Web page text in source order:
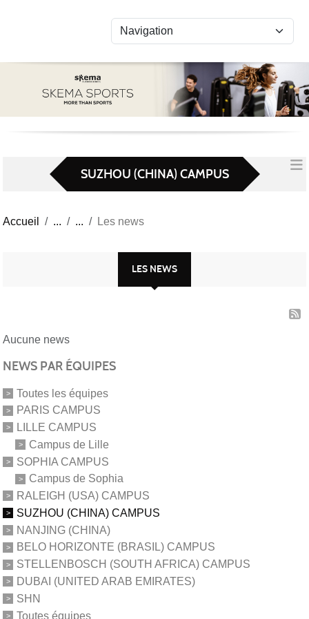
SUZHOU (CHINA) CAMPUS
Accueil Les news
LES NEWS
Aucune news
NEWS PAR ÉQUIPES
Toutes les équipes
PARIS CAMPUS
LILLE CAMPUS
Campus de Lille
SOPHIA CAMPUS
Campus de Sophia
RALEIGH (USA) CAMPUS
SUZHOU (CHINA) CAMPUS
NANJING (CHINA)
BELO HORIZONTE (BRASIL) CAMPUS
STELLENBOSCH (SOUTH AFRICA) CAMPUS
DUBAI (UNITED ARAB EMIRATES)
SHN
Toutes équipes